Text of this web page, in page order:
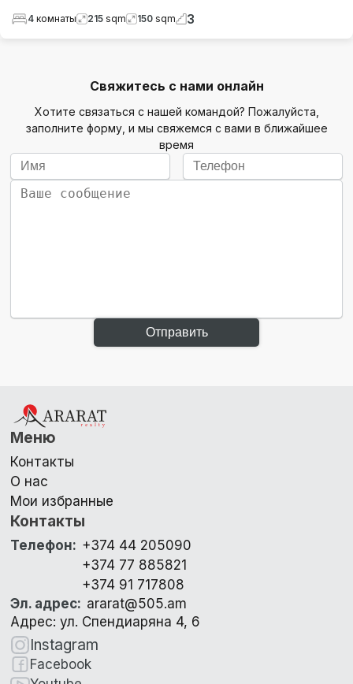
4 комнаты 215 sqm 150 sqm 3
Свяжитесь с нами онлайн
Хотите связаться с нашей командой? Пожалуйста,
заполните форму, и мы свяжемся с вами в ближайшее
время
Отправить
Меню
Контакты
О нас
Мои избранные
Контакты
Телефон: +374 44 205090
+374 77 885821
+374 91 717808
Эл. адрес: ararat@505.am
Адрес: ул. Спендиаряна 4, 6
Instagram
Facebook